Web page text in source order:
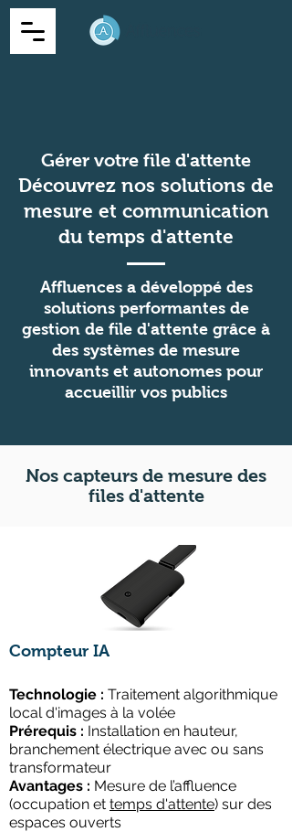
Gérer votre file d'attente
Découvrez nos solutions de
mesure et communication
du temps d'attente
Affluences a développé des
solutions performantes de
gestion de file d'attente grâce à
des systèmes de mesure
innovants et autonomes pour
accueillir vos publics
Nos capteurs de mesure des
files d'attente
Compteur IA
Technologie : Traitement algorithmique
local d'images à la volée
Prérequis : Installation en hauteur,
branchement électrique avec ou sans
transformateur
Avantages : Mesure de l’affluence
(occupation et temps d'attente) sur des
espaces ouverts